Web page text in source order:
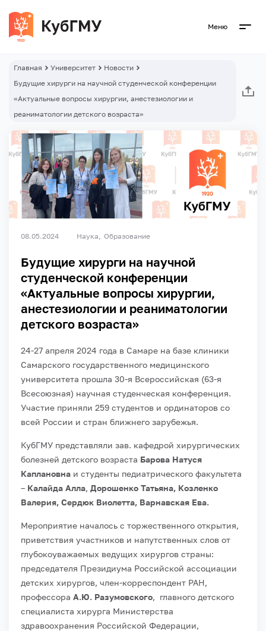
Меню
Главная Университет
Новости
Будущие хирурги на научной студенческой конференции
«Актуальные вопросы хирургии, анестезиологии и
реаниматологии детского возраста»
08.05.2024 Наука Образование
Будущие хирурги на научной
студенческой конференции
«Актуальные вопросы хирургии,
анестезиологии и реаниматологии
детского возраста»
24-27 апреля 2024 года в Самаре на базе клиники
Самарского государственного медицинского
университета прошла 30-я Всероссийская (63-я
Всесоюзная) научная студенческая конференция.
Участие приняли 259 студентов и ординаторов со
всей России и стран ближнего зарубежья.
КубГМУ представляли зав. кафедрой хирургических
болезней детского возраста Барова Натуся
Каплановна и студенты педиатрического факультета
– Калайда Алла, Дорошенко Татьяна, Козленко
Валерия, Сердюк Виолетта, Варнавская Ева.
Мероприятие началось с торжественного открытия,
приветствия участников и напутственных слов от
глубокоуважаемых ведущих хирургов страны:
председателя Президиума Российской ассоциации
детских хирургов, член-корреспондент РАН,
профессора А.Ю. Разумовского, главного детского
специалиста хирурга Министерства
здравоохранения Российской Федерации,